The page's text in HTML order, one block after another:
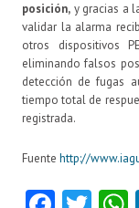
posición, y gracias a
validar la alarma
otros dispositivos
eliminando falsos
detección de fugas
tiempo total de
registrada.
Fuente http://